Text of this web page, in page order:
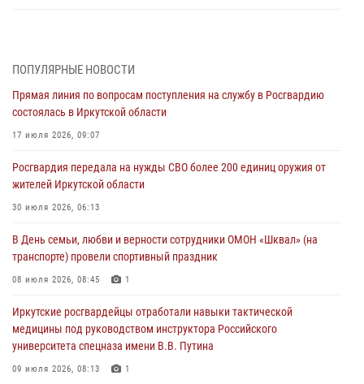
04 августа 2026, 07:14 3
Росгвардейцы потушили загоревшийся автомобиль в Иркутске
03 августа 2026, 04:55
Дню Воздушно-десантных войск в Иркутской области
03 августа 2026, 03:32
сердца к сердцу» (видео)
31 июля 2026, 04:37
пропавшую пожилую женщину в Иркутске
30 июля 2026, 07:37
ПОПУЛЯРНЫЕ НОВОСТИ
Прямая линия по вопросам поступления на службу в Росгвардию
состоялась в Иркутской области
17 июля 2026, 09:07
Росгвардия передала на нужды СВО более 200 единиц оружия от
жителей Иркутской области
30 июля 2026, 06:13
В День семьи, любви и верности сотрудники ОМОН «Шквал» (на
транспорте) провели спортивный праздник
08 июля 2026, 08:45 1
Иркутские росгвардейцы отработали навыки тактической
медицины под руководством инструктора Российского
университета спецназа имени В.В. Путина
09 июля 2026, 08:13 1